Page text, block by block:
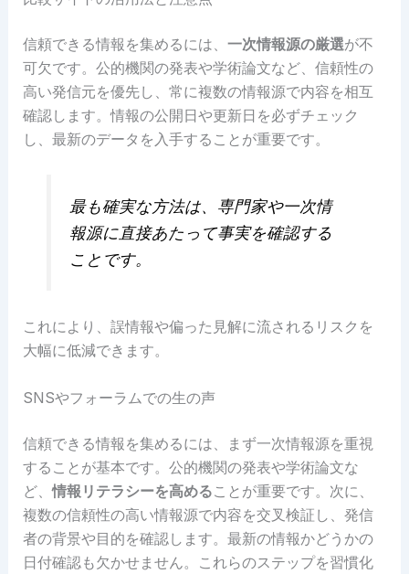
信頼できる情報を集めるには、 一次情報源の厳選が不
可欠です。公的機関の発表や学術論文など、信頼性の
高い発信元を優先し、常に複数の情報源で内容を相互
確認します。情報の公開日や更新日を必ずチェック
し、最新のデータを入手することが重要です。
最も確実な方法は、専門家や一次情
報源に直接あたって事実を確認する
ことです。
これにより、誤情報や偏った見解に流されるリスクを
大幅に低減できます。
SNSやフォーラムでの生の声
信頼できる情報を集めるには、まず一次情報源を重視
することが基本です。公的機関の発表や学術論文な
ど、情報リテラシーを高めることが重要です。次に、
複数の信頼性の高い情報源で内容を交叉検証し、発信
者の背景や目的を確認します。最新の情報かどうかの
日付確認も欠かせません。これらのステップを習慣化